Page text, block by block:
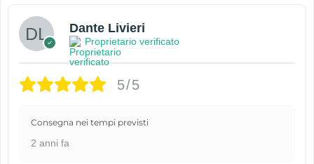
Dante Livieri
Proprietario verificato
5/5
Consegna nei tempi previsti
2 anni fa